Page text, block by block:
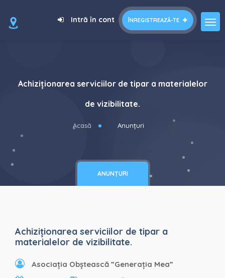
ÎNREGISTREAZĂ-TE
Intră în cont
Achiziționarea serviciilor de tipar a materialelor
de vizibilitate.
Acasă Anunțuri
ANUNȚURI
Achiziționarea serviciilor de tipar a
materialelor de vizibilitate.
Asociația Obștească ”Generația Mea”